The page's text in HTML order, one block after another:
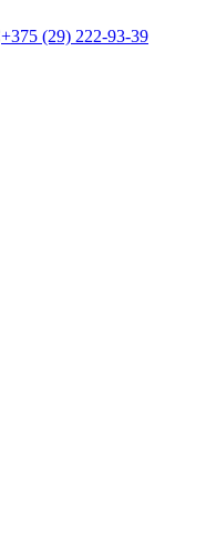
+375 (29) 222-93-39